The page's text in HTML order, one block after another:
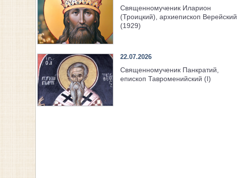
Священномученик Иларион
(Троицкий), архиепископ Верейский
(1929)
22.07.2026
Священномученик Панкратий,
епископ Тавроменийский (I)